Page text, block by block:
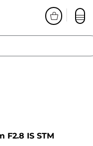
F2.8 IS STM